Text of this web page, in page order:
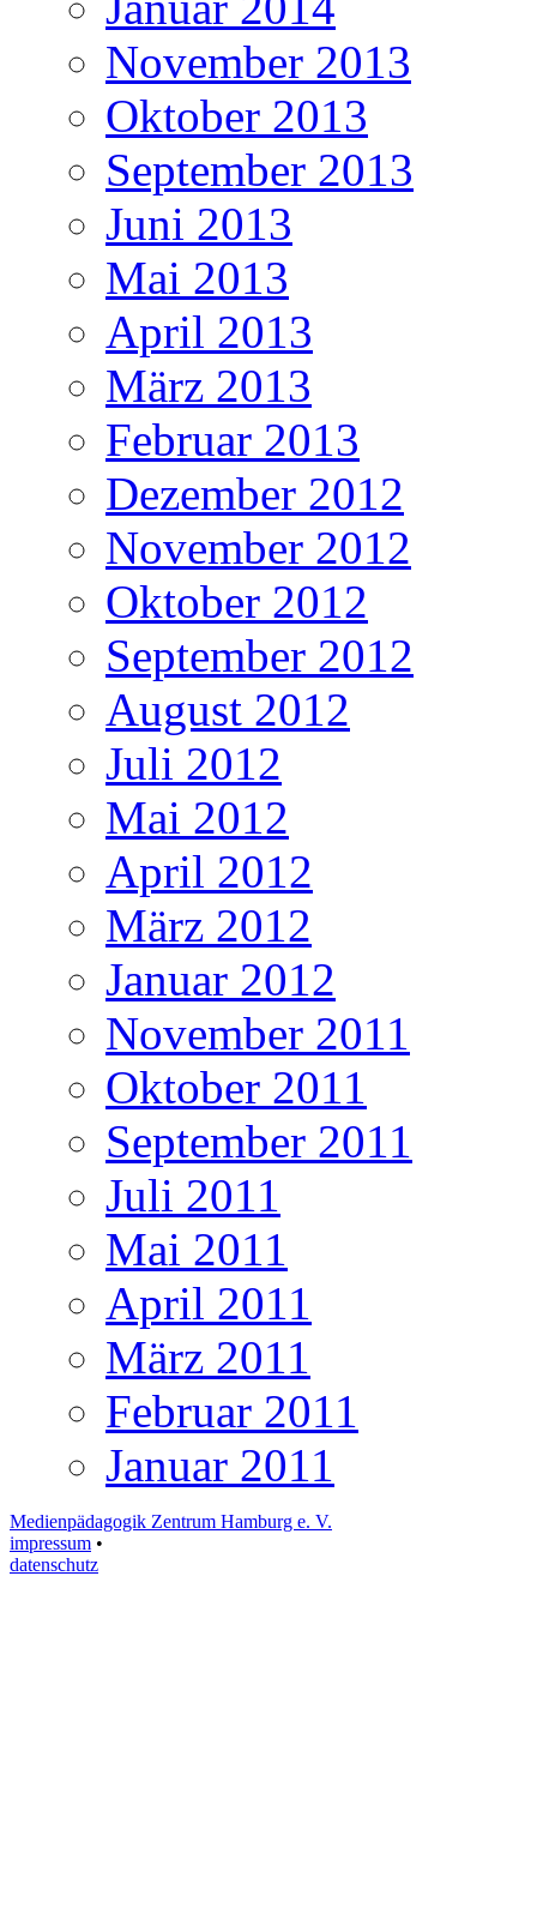
November 2013
Oktober 2013
September 2013
Juni 2013
Mai 2013
April 2013
März 2013
Februar 2013
Dezember 2012
November 2012
Oktober 2012
September 2012
August 2012
Juli 2012
Mai 2012
April 2012
März 2012
Januar 2012
November 2011
Oktober 2011
September 2011
Juli 2011
Mai 2011
April 2011
März 2011
Februar 2011
Januar 2011
Medienpädagogik Zentrum Hamburg e. V.
impressum •
datenschutz